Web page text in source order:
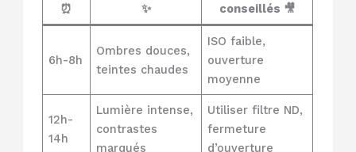
⏰
✨
conseillés 🎥
6h-8h
Ombres douces,
teintes chaudes
ISO faible,
ouverture
moyenne
12h-
14h
Lumière intense,
contrastes
marqués
Utiliser filtre ND,
fermeture
d’ouverture